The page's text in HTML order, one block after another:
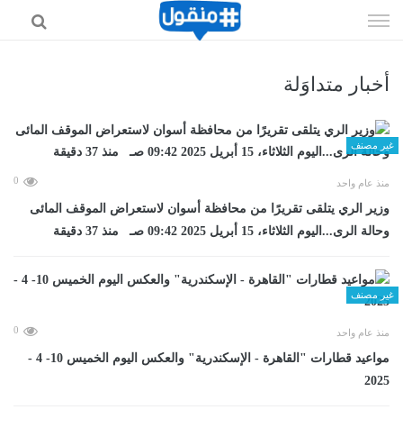
الى
أخبار متداوَلة
غير مصنف
منذ عام واحد 0
وزير الري يتلقى تقريرًا من محافظة أسوان لاستعراض الموقف المائى
وحالة الرى...اليوم الثلاثاء، 15 أبريل 2025 09:42 صـ منذ 37 دقيقة
غير مصنف
منذ عام واحد 0
مواعيد قطارات "القاهرة - الإسكندرية" والعكس اليوم الخميس 10- 4 -
2025